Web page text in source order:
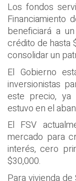
Los fondos
Financiamiento
beneficiará a
crédito de hasta
consolidar un
El Gobierno
inversionistas
este precio, ya
estuvo en el
El FSV
mercado para
interés, cero
$30,000.
Para vivienda